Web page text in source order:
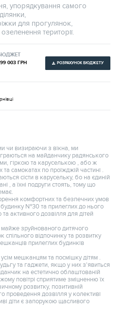
упорядкування самого
для прогулянок,
території.
003 ГРН РОЗРАХУНОК БЮДЖЕТУ
чи визираючи з вікна, ми
на майданчику радянського
гіркою та каруселькою , або ж
самокатах по проїжджій частині .
сісти в карусельку, бо на єдиній
, а їхні подруги стоять, тому що
комфортних та безпечних умов
№30 та прилеглих до нього
активного дозвілля для дітей
майже зруйнованого дитячого
спільного відпочинку та розвитку
прилеглих будинків
мешканцям та посмішку дітям .
та гаджети, якщо у них з'явиться
на естетично облаштованій
повітрі сприятиме зміцненню їх
розвитку, позитивній
проведення дозвілля у колективі
діти є запорукою щасливого